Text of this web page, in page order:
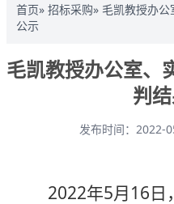
首页» 招标采购» 毛凯教授办
公示
毛凯教授办公室、
判
发布时间：2022-
2022年5月16日